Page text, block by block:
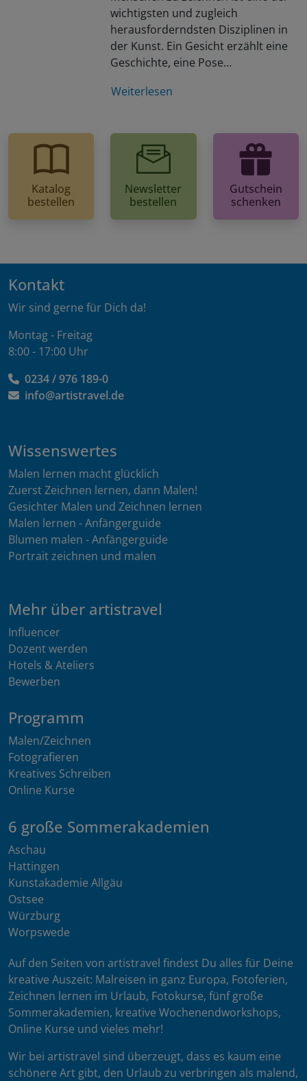
wichtigsten und zugleich
herausforderndsten Disziplinen in
der Kunst. Ein Gesicht erzählt eine
Geschichte, eine Pose…
Weiterlesen
Katalog
bestellen
Newsletter
bestellen
Gutschein
schenken
Kontakt
Wir sind gerne für Dich da!
Montag - Freitag
8:00 - 17:00 Uhr
0234 / 976 189-0
info@artistravel.de
Wissenswertes
Malen lernen macht glücklich
Zuerst Zeichnen lernen, dann Malen!
Gesichter Malen und Zeichnen lernen
Malen lernen - Anfängerguide
Blumen malen - Anfängerguide
Portrait zeichnen und malen
Mehr über artistravel
Influencer
Dozent werden
Hotels & Ateliers
Bewerben
Programm
Malen/Zeichnen
Fotografieren
Kreatives Schreiben
Online Kurse
6 große Sommerakademien
Aschau
Hattingen
Kunstakademie Allgäu
Ostsee
Würzburg
Worpswede
Auf den Seiten von artistravel findest Du alles für Deine
kreative Auszeit: Malreisen in ganz Europa, Fotoferien,
Zeichnen lernen im Urlaub, Fotokurse, fünf große
Sommerakademien, kreative Wochenendworkshops,
Online Kurse und vieles mehr!
Wir bei artistravel sind überzeugt, dass es kaum eine
schönere Art gibt, den Urlaub zu verbringen als malend,